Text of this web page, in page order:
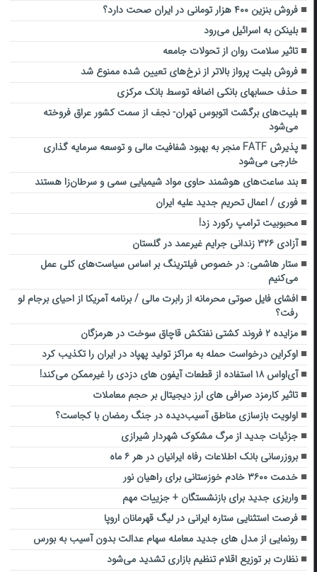
فروش بنزین ۴۰۰ هزار تومانی در ایران صحت دارد؟
بلینکن به اسرائیل می‌رود
تاثیر سلامت روان از تحولات جامعه
فروش بلیت پرواز بالاتر از نرخ‌های تعیین شده ممنوع شد
حذف حسابهای بانکی اضافه توسط بانک مرکزی
بلیت‌های برگشت اتوبوس تهران- نجف از سمت کشور عراق فروخته
می‌شود
پذیرش FATF منجر به بهبود شفافیت مالی و توسعه سرمایه گذاری
خارجی می‌شود
بند ساعت‌های هوشمند حاوی مواد شیمیایی سمی و سرطان‌زا هستند
فوری / اعمال تحریم جدید علیه ایران
محبوبیت ترامپ رکورد زد!
آزادی ۳۲۶ زندانی جرایم غیرعمد در گلستان
ستار هاشمی: در خصوص فیلترینگ بر اساس سیاست‌های کلی عمل
می‌کنیم
افشای فایل صوتی محرمانه از رابرت مالی / برنامه آمریکا از احیای برجام لو
رفت؟
‌مزایده ‌۲ فروند کشتی نفتکش ‌قاچاق سوخت در ‌هرمزگان
اوکراین درخواست حمله به مراکز تولید پهپاد در ایران را تکذیب کرد
آی‌اواس ۱۸ استفاده از قطعات آیفون های دزدی را غیرممکن می‌کند!
تاثیر کارمزد صرافی های ارز دیجیتال بر حجم معاملات
اولویت بازسازی مناطق آسیب‌دیده در جنگ رمضان با کجاست؟
جزئیات جدید از مرگ مشکوک شهردار شیرازی
بروزرسانی بانک اطلاعات رفاه ایرانیان در هر ۶ ماه
خدمت ۳۶۰۰ خادم خوزستانی برای راهیان نور
واریزی جدید برای بازنشستگان + جزییات مهم
فرصت استثنایی ستاره ایرانی در لیگ قهرمانان اروپا
رونمایی از مدل های جدید معامله سهام عدالت بدون آسیب به بورس
نظارت بر توزیع اقلام تنظیم بازاری تشدید می‌شود